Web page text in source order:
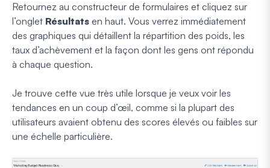
Retournez au constructeur de formulaires et cliquez sur
l’onglet Résultats en haut. Vous verrez immédiatement
des graphiques qui détaillent la répartition des poids, les
taux d’achèvement et la façon dont les gens ont répondu
à chaque question.
Je trouve cette vue très utile lorsque je veux voir les
tendances en un coup d’œil, comme si la plupart des
utilisateurs avaient obtenu des scores élevés ou faibles sur
une échelle particulière.